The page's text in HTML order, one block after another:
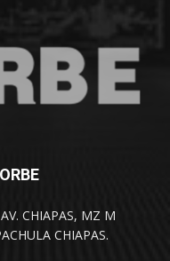
CHIAPAS, MZ M
CHIAPAS.